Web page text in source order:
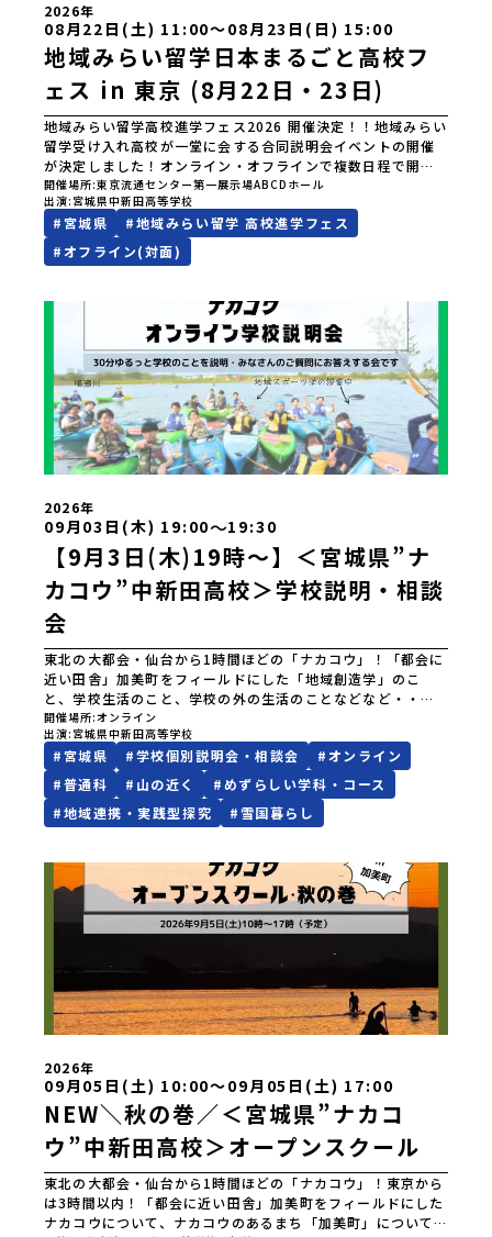
2026年
08月22日(土) 11:00〜08月23日(日) 15:00
地域みらい留学日本まるごと高校フ
ェス in 東京 (8月22日・23日)
地域みらい留学高校進学フェス2026 開催決定！！地域みらい
留学受け入れ高校が一堂に会する合同説明会イベントの開催
が決定しました！オンライン・オフラインで複数日程で開催
いたしますので、奮ってご参加ください。皆様にお会いでき
ますことを楽しみにしております。ページ下の「申し込む」
ボタンより事前予約をお願いいたします。\ 地域みらい留学高
校進学フェス in 東京 (8月22日・23日)/日時2026年8月22日
(土)11:00-17:00 8月23日(日)10:30-15:00場所東京
夕張高等学校北海道松前高等学校北海道知内高等学校北海道
上ノ国高等学校北海道奥尻高等学校ニセコ国際高等学校北海
道おといねっぷ美術工芸高等学校北海道幌加内高等学校北海
道苫前商業高等学校北海道斜里高等学校北海道湧別高等学校
北海道大空高等学校北海道平取高等学校北海道上士幌高等学
校北海道大樹高等学校北海道池田高等学校北海道白糠高等学
校北海道標津高等学校北海道羅臼高等学校北海道佐呂間高等
学校北海道雄武高等学校北海道月形高等学校 東北 青森県
立三戸高等学校青森県立名久井農業高等学校岩手県立沼宮内
県立岩泉高等学校岩手県立種市高等学校宮城県中新田高等学
校秋田県立男鹿海洋高等学校秋田県立矢島高等学校秋田県立
角館高等学校秋田県立鹿角高等学校山形県立谷地高等学校山
形県立長井工業高等学校山形県立新庄神室産業高等学校金山
校山形県立高畠高等学校山形県立小国高等学校福島県立川俣
高等学校福島県立只見高等学校福島県立猪苗代高等学校福島
県立川口高等学校 関東 茨城県立大子清流高等学校 中
部 新潟県立村上高等学校新潟県立佐渡高等学校新潟県立佐
渡総合高等学校新潟県立羽茂高等学校新潟県立加茂農林高等
学校新潟県立国際情報高等学校石川県立能登高等学校福井県
立若狭高等学校長野県木曽青峰高等学校長野県白馬高等学校
富山県立氷見高等学校静岡県立伊豆総合高等学校土肥分校静
岡県立浜松湖北高等学校佐久間分校 近畿 五條市立西吉野
農業高等学校和歌山県立串本古座高等学校 中国・四国 島
根県立横田高等学校島根県立島根中央高等学校島根県立矢上
高等学校島根県立隠岐島前高等学校岡山県立勝山高等学校
蒜山校地広島県立加計高等学校芸北分校広島県立大崎海星高
学校愛媛県立上浮穴高等学校愛媛県立今治工業高等学校高知
県立嶺北高等学校高知県立四万十高等学校高知県立中村高等
学校西土佐分校高知県立高知農業高等学校 九州 佐賀県立
有田工業高等学校熊本県立小国高等学校熊本県立矢部高等学
校佐賀県立牛津高等学校鹿児島県立沖永良部高等学校鹿児島
県立志布志高等学校宮崎県立飯野高等学校宮崎県立高千穂高
等学校鹿児島県立古仁屋高等学校沖縄県立久米島高等学校私
立高校国際高等専門学校（石川県）開志国際高等学校(新潟県)
広島三育学院高等学校(広島県) ※2日目のみ参加
開催場所 東京流通センター第一展示場ABCDホール
出演 宮城県中新田高等学校
#宮城県 #地域みらい留学 高校進学フェス
#オフライン(対面)
2026年
09月03日(木) 19:00〜19:30
【9月3日(木)19時〜】＜宮城県”ナ
カコウ”中新田高校＞学校説明・相談
会
東北の大都会・仙台から1時間ほどの「ナカコウ」！「都会に
近い田舎」加美町をフィールドにした「地域創造学」のこ
と、学校生活のこと、学校の外の生活のことなどなど・・・
お伝えします。＼NEW／2027年度入学生より「普通科」から
「未来創造科（仮称）」へ！どうぞお気軽にご参加くださ
い！※「この日はちょっと・・・」、「仕事の都合で他の時
間がいいなぁ」等ございましたらお気軽にご相談ください。
【宮城県中新田高等学校】なんでもお問合せフォーム
*****【宮城県中新田高等学校】がわかるリンク一覧！▼学校
学びがつまったPR動画▼随時更新！地域みらい留学【中新田
高校】ページ▼学校HP▼SNSはコチラ！インスタグラムフェ
イスブック公式LINE▼お電話かメールでのお問い合わせも、
いつでもお待ちしています！TEL : 0229-63-3022メール :
開催場所 オンライン
出演 宮城県中新田高等学校
#宮城県 #学校個別説明会・相談会 #オンライン
#普通科 # 山の近く #めずらしい学科・コース
#地域連携・実践型探究 #雪国暮らし
2026年
09月05日(土) 10:00〜09月05日(土) 17:00
NEW＼秋の巻／＜宮城県”ナカコ
ウ”中新田高校＞オープンスクール
東北の大都会・仙台から1時間ほどの「ナカコウ」！東京から
は3時間以内！「都会に近い田舎」加美町をフィールドにした
ナカコウについて、ナカコウのあるまち「加美町」について